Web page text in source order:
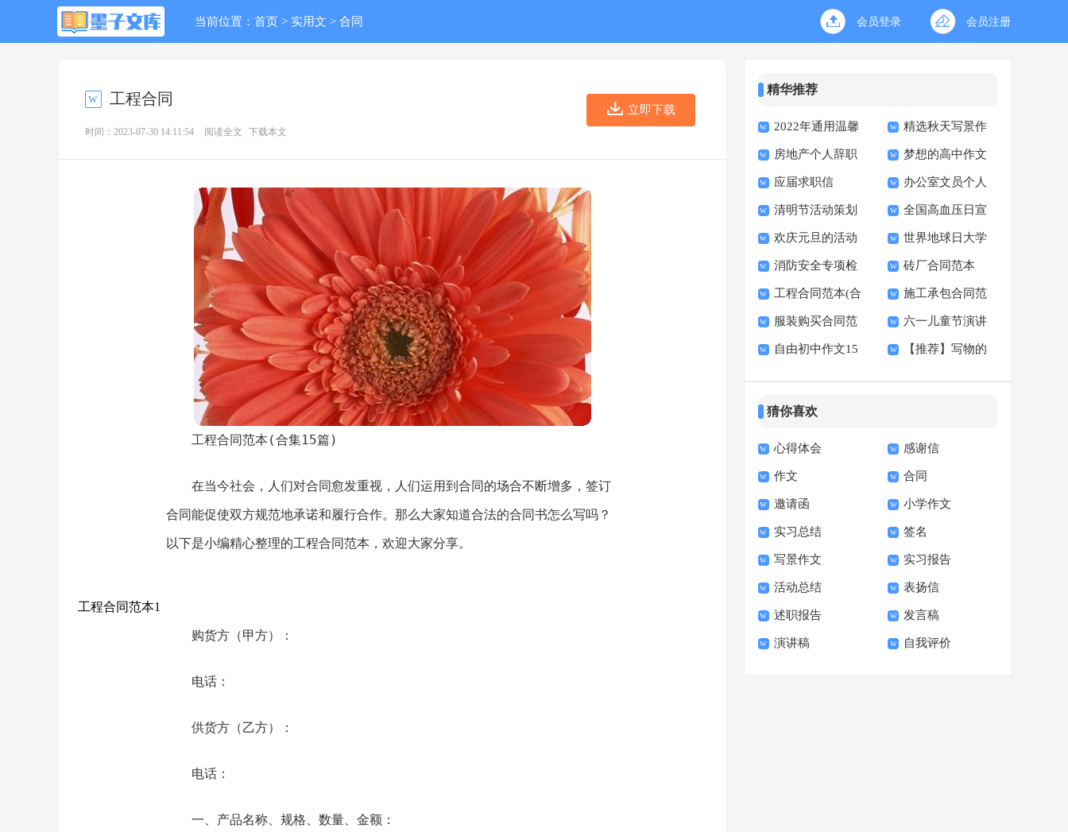
当前位置： 首页 > 实用文 > 合同 会员登录 会员注册
工程合同
时间：2023-07-30 14:11:54 阅读全文 下载本文
立即下载
工程合同范本(合集15篇)
在当今社会，人们对合同愈发重视，人们运用到合同的场合不断增多，签订
合同能促使双方规范地承诺和履行合作。那么大家知道合法的合同书怎么写吗？
以下是小编精心整理的工程合同范本，欢迎大家分享。
工程合同范本1
购货方（甲方）：
电话：
供货方（乙方）：
电话：
一、产品名称、规格、数量、金额：
精华推荐
2022年通用温馨
的晚安朋友圈问候语
集锦75条
精选秋天写景作
文300字7篇
房地产个人辞职
申请书
梦想的高中作文
应届求职信 办公室文员个人
年终总结
清明节活动策划
书
全国高血压日宣
传活动总结
欢庆元旦的活动
总结
世界地球日大学
生活动策划书
消防安全专项检
查自查报告
砖厂合同范本
工程合同范本(合
集15篇)
施工承包合同范
本
服装购买合同范
本
六一儿童节演讲
稿集锦15篇
自由初中作文15 【推荐】写物的
猜你喜欢
心得体会 感谢信
作文 合同
邀请函 小学作文
实习总结 签名
写景作文 实习报告
活动总结 表扬信
述职报告 发言稿
演讲稿 自我评价